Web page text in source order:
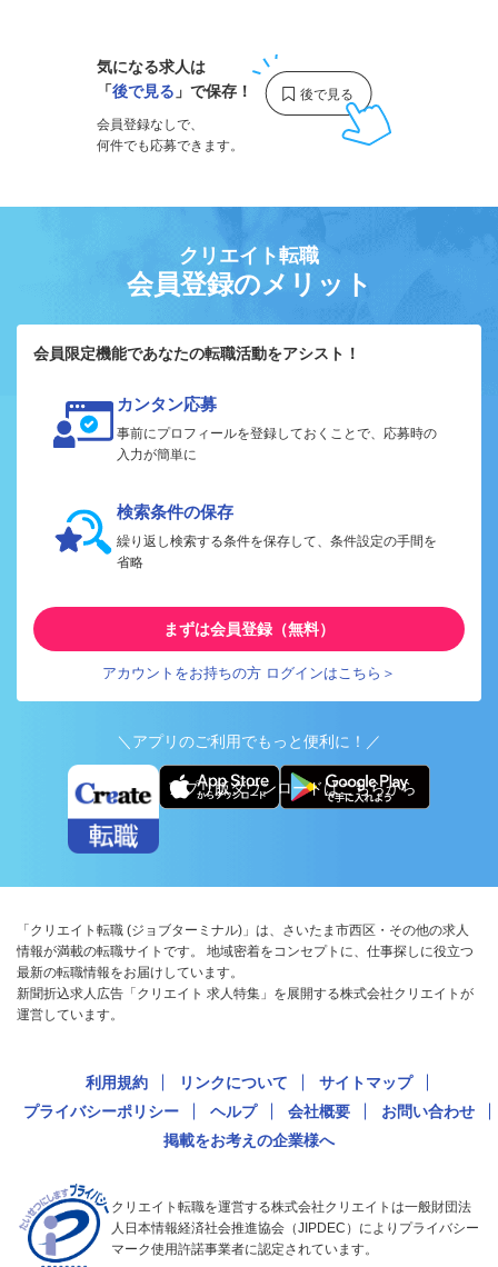
気になる求人は
「後で見る 」で保存！
会員登録なしで、
何件でも応募できます。
クリエイト転職
会員登録のメリット
会員限定機能であなたの転職活動をアシスト！
カンタン応募
事前にプロフィールを登録しておくことで、応募時の
入力が簡単に
検索条件の保存
繰り返し検索する条件を保存して、条件設定の手間を
省略
まずは会員登録（無料）
アカウントをお持ちの方 ログインはこちら＞
＼アプリのご利用でもっと便利に！／
アプリ版ダウンロードはこちらから
「クリエイト転職 (ジョブターミナル)」は、さいたま市西区・その他の求人
情報が満載の転職サイトです。 地域密着をコンセプトに、仕事探しに役立つ
最新の転職情報をお届けしています。
新聞折込求人広告「クリエイト 求人特集」を展開する株式会社クリエイトが
運営しています。
利用規約 リンクについて
サイトマップ
プライバシーポリシー
ヘルプ 会社概要
お問い合わせ
掲載をお考えの企業様へ
クリエイト転職を運営する株式会社クリエイトは一般財団法
人日本情報経済社会推進協会（JIPDEC）によりプライバシー
マーク使用許諾事業者に認定されています。